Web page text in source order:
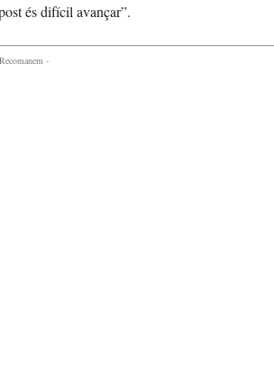
és difícil avançar”.
-